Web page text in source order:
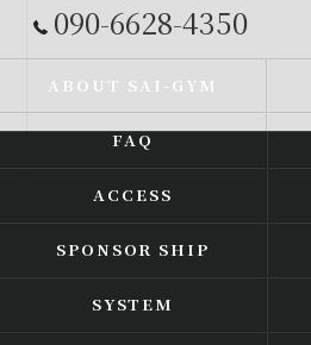
090-6628-4350
ABOUT SAI-GYM
FAQ
ACCESS
SPONSOR SHIP
SYSTEM